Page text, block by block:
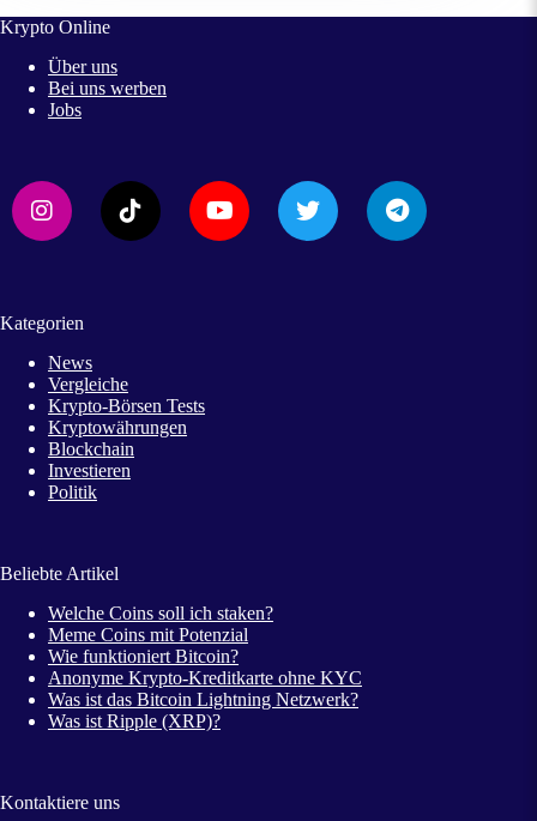
Krypto Online
Über uns
Bei uns werben
Jobs
Kategorien
News
Vergleiche
Krypto-Börsen Tests
Kryptowährungen
Blockchain
Investieren
Politik
Beliebte Artikel
Welche Coins soll ich staken?
Meme Coins mit Potenzial
Wie funktioniert Bitcoin?
Anonyme Krypto-Kreditkarte ohne KYC
Was ist das Bitcoin Lightning Netzwerk?
Was ist Ripple (XRP)?
Kontaktiere uns